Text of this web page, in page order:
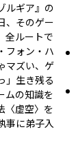
ルギア』の
、そのゲー
全ルートで
フォン・ハ
マズい、ゲ
生き残る
ムの知識を
〈虚空〉を
事に弟子入